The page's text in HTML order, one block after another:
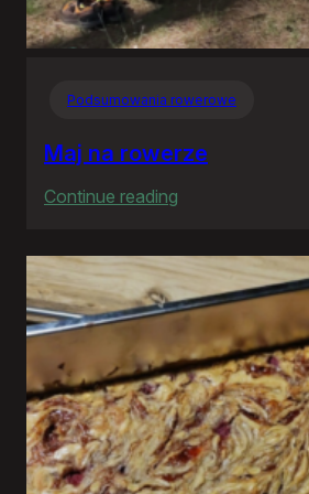
Podsumowania rowerowe
Maj na rowerze
Continue reading
na
rowerze